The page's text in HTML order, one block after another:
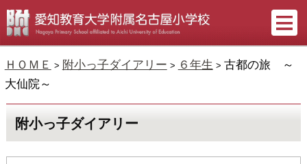
ＨＯＭＥ > 附小っ子ダイアリー > ６年生 > 古都の旅 ～
大仙院～
附小っ子ダイアリー